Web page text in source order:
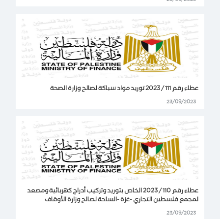
عطاء رقم 111 / 2023 توريد مواد سباكة لصالح وزارة الصحة
23/09/2023
عطاء رقم 110 / 2023 الخاص بتوريد وتركيب أدراج كهربائية ومصعد
لمجمع فلسطين التجاري -غزة -الساحة لصالح وزارة الأوقاف
23/09/2023